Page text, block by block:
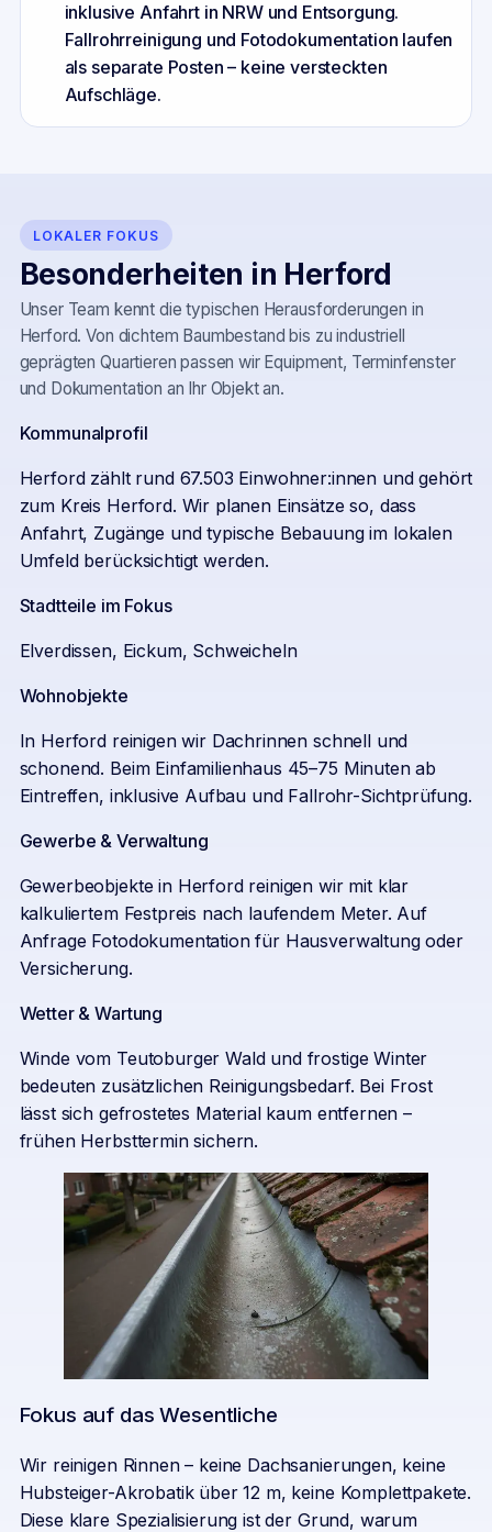
inklusive Anfahrt in NRW und Entsorgung.
Fallrohrreinigung und Fotodokumentation laufen
als separate Posten – keine versteckten
Aufschläge.
LOKALER FOKUS
Besonderheiten in Herford
Unser Team kennt die typischen Herausforderungen in
Herford. Von dichtem Baumbestand bis zu industriell
geprägten Quartieren passen wir Equipment, Terminfenster
und Dokumentation an Ihr Objekt an.
Kommunalprofil
Herford zählt rund 67.503 Einwohner:innen und gehört
zum Kreis Herford. Wir planen Einsätze so, dass
Anfahrt, Zugänge und typische Bebauung im lokalen
Umfeld berücksichtigt werden.
Stadtteile im Fokus
Elverdissen, Eickum, Schweicheln
Wohnobjekte
In Herford reinigen wir Dachrinnen schnell und
schonend. Beim Einfamilienhaus 45–75 Minuten ab
Eintreffen, inklusive Aufbau und Fallrohr-Sichtprüfung.
Gewerbe & Verwaltung
Gewerbeobjekte in Herford reinigen wir mit klar
kalkuliertem Festpreis nach laufendem Meter. Auf
Anfrage Fotodokumentation für Hausverwaltung oder
Versicherung.
Wetter & Wartung
Winde vom Teutoburger Wald und frostige Winter
bedeuten zusätzlichen Reinigungsbedarf. Bei Frost
lässt sich gefrostetes Material kaum entfernen –
frühen Herbsttermin sichern.
Fokus auf das Wesentliche
Wir reinigen Rinnen – keine Dachsanierungen, keine
Hubsteiger-Akrobatik über 12 m, keine Komplettpakete.
Diese klare Spezialisierung ist der Grund, warum